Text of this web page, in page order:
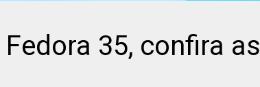
35, confira as